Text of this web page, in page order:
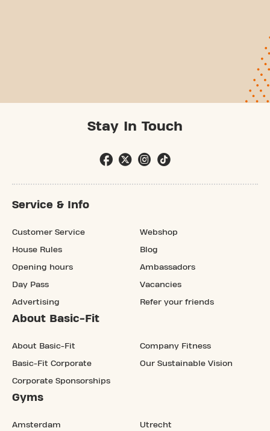
Stay In Touch
Service & Info
Customer Service
House Rules
Opening hours
Day Pass
Advertising
Webshop
Blog
Ambassadors
Vacancies
Refer your friends
About Basic-Fit
About Basic-Fit
Basic-Fit Corporate
Corporate Sponsorships
Company Fitness
Our Sustainable Vision
Gyms
Amsterdam Utrecht